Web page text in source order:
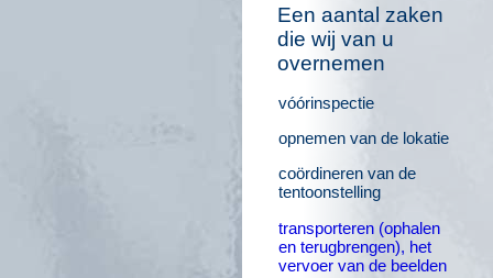
Een aantal zaken
die wij van u
overnemen
vóórinspectie
opnemen van de lokatie
coördineren van de
tentoonstelling
transporteren (ophalen
en terugbrengen), het
vervoer van de beelden